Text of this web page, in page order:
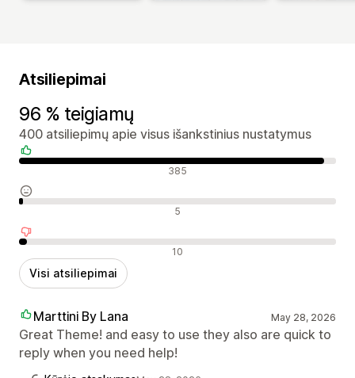
Atsiliepimai
96 % teigiamų
400 atsiliepimų apie visus išankstinius nustatymus
Teigiami atsiliepimai 385
Neutralūs atsiliepimai 5
Neigiami atsiliepimai 10
Visi atsiliepimai
Marttini By Lana May 28, 2026
Great Theme! and easy to use they also are quick to
reply when you need help!